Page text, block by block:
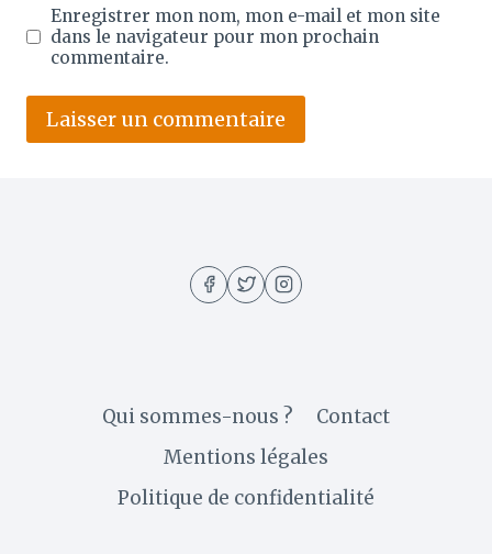
Enregistrer mon nom, mon e-mail et mon site
dans le navigateur pour mon prochain
commentaire.
Qui sommes-nous ?
Contact
Mentions légales
Politique de confidentialité